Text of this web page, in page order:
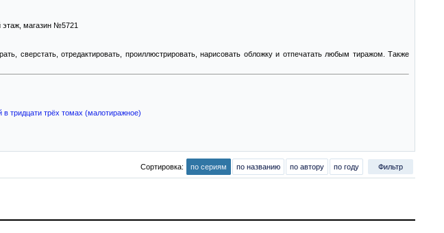
этаж, магазин №5721
сверстать, отредактировать, проиллюстрировать, нарисовать обложку и отпечатать любым тиражом. Также
тридцати трёх томах (малотиражное)
Сортировка: по сериям по названию по автору по году Фильтр